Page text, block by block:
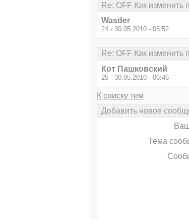
Re: OFF Как изменить
Wasder
24 - 30.05.2010 - 05:52
Re: OFF Как изменить
Кот Пашковский
25 - 30.05.2010 - 06:46
К списку тем
Добавить новое
Тема